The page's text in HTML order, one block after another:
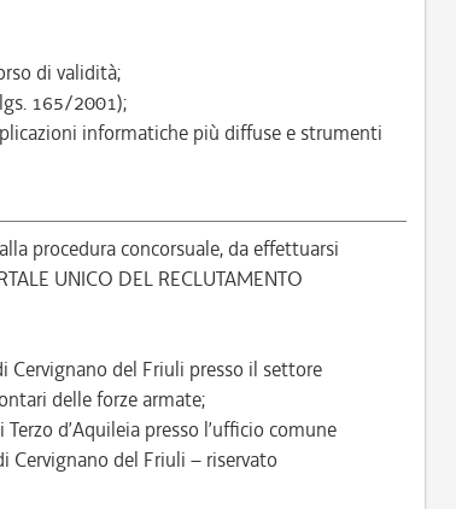
di validità;
165/2001);
informatiche più diffuse e strumenti
procedura concorsuale, da effettuarsi
UNICO DEL RECLUTAMENTO
Cervignano del Friuli presso il settore
delle forze armate;
d’Aquileia presso l’ufficio comune
Cervignano del Friuli – riservato